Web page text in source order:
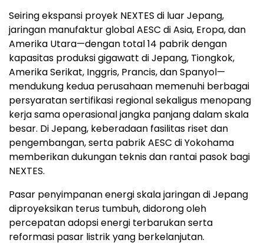
Seiring ekspansi proyek NEXTES di luar Jepang,
jaringan manufaktur global AESC di Asia, Eropa, dan
Amerika Utara—dengan total 14 pabrik dengan
kapasitas produksi gigawatt di Jepang, Tiongkok,
Amerika Serikat, Inggris, Prancis, dan Spanyol—
mendukung kedua perusahaan memenuhi berbagai
persyaratan sertifikasi regional sekaligus menopang
kerja sama operasional jangka panjang dalam skala
besar. Di Jepang, keberadaan fasilitas riset dan
pengembangan, serta pabrik AESC di Yokohama
memberikan dukungan teknis dan rantai pasok bagi
NEXTES.
Pasar penyimpanan energi skala jaringan di Jepang
diproyeksikan terus tumbuh, didorong oleh
percepatan adopsi energi terbarukan serta
reformasi pasar listrik yang berkelanjutan.